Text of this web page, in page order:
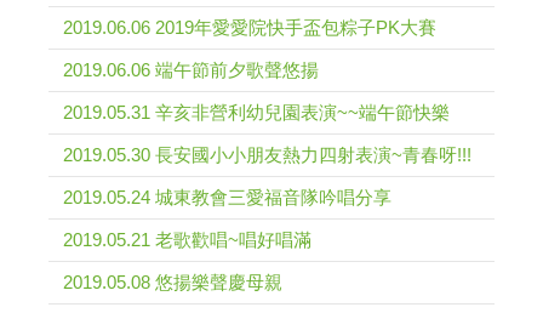
2019.06.06 2019年愛愛院快手盃包粽子PK大賽
2019.06.06 端午節前夕歌聲悠揚
2019.05.31 辛亥非營利幼兒園表演~~端午節快樂
2019.05.30 長安國小小朋友熱力四射表演~青春呀!!!
2019.05.24 城東教會三愛福音隊吟唱分享
2019.05.21 老歌歡唱~唱好唱滿
2019.05.08 悠揚樂聲慶母親